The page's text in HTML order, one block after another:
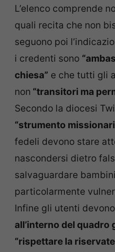
L’elenco comprende
quali recita che non
seguono poi
i credenti sono
chiesa” e che tutti gli
non “transitori ma
Secondo la diocesi
“strumento
fedeli devono stare
nascondersi dietro
salvaguardare
particolarmente
Infine gli utenti devono
all’interno del quadro
“rispettare la